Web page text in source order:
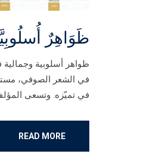
ظَوَاهِرٌ
ظواهر أسلوبية وجمالية
في الشعر الصوفي،
في تميّزه. وتسعى
READ MORE